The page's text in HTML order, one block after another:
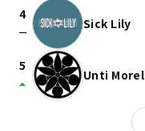
4
check_indeterminate_small Sick Lily
5
arrow_drop_up Unti Morel